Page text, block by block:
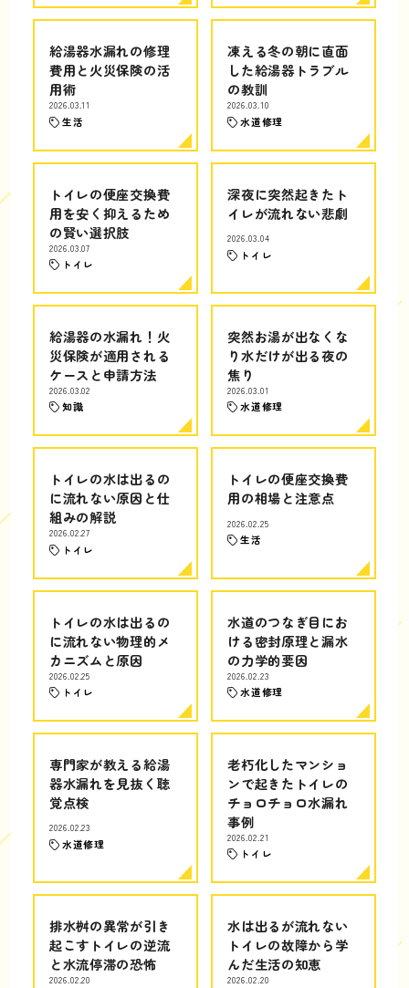
給湯器水漏れの修理
費用と火災保険の活
用術
2026.03.11
生活
凍える冬の朝に直面
した給湯器トラブル
の教訓
2026.03.10
水道修理
トイレの便座交換費
用を安く抑えるため
の賢い選択肢
2026.03.07
トイレ
深夜に突然起きたト
イレが流れない悲劇
2026.03.04
トイレ
給湯器の水漏れ！火
災保険が適用される
ケースと申請方法
2026.03.02
知識
突然お湯が出なくな
り水だけが出る夜の
焦り
2026.03.01
水道修理
トイレの水は出るの
に流れない原因と仕
組みの解説
2026.02.27
トイレ
トイレの便座交換費
用の相場と注意点
2026.02.25
生活
トイレの水は出るの
に流れない物理的メ
カニズムと原因
2026.02.25
トイレ
水道のつなぎ目にお
ける密封原理と漏水
の力学的要因
2026.02.23
水道修理
専門家が教える給湯
器水漏れを見抜く聴
覚点検
2026.02.23
水道修理
老朽化したマンショ
ンで起きたトイレの
チョロチョロ水漏れ
事例
2026.02.21
トイレ
排水桝の異常が引き
起こすトイレの逆流
と水流停滞の恐怖
2026.02.20
水は出るが流れない
トイレの故障から学
んだ生活の知恵
2026.02.20